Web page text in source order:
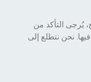
يُرجى التأكد من
نحن نتطلع إلى